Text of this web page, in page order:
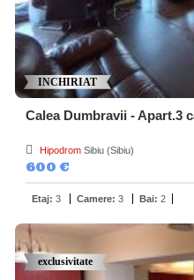
INCHIRIAT
Calea Dumbravii - Apart.3
Hipodrom Sibiu (Sibiu)
600 €
Etaj: 3 Camere: 3 Bai: 2
exclusivitate